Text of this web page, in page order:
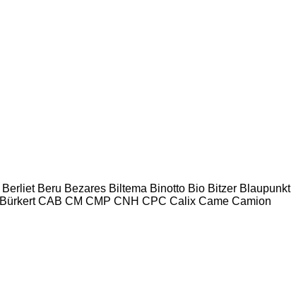
Berliet Beru Bezares Biltema Binotto Bio Bitzer Blaupunkt
Bürkert CAB CM CMP CNH CPC Calix Came Camion